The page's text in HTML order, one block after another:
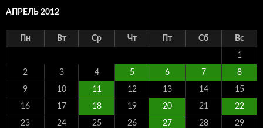
АПРЕЛЬ 2012
Пн Вт Ср Чт Пт Сб Вс
1
2 3 4 5 6 7 8
9 10 11 12 13 14 15
16 17 18 19 20 21 22
23 24 25 26 27 28 29